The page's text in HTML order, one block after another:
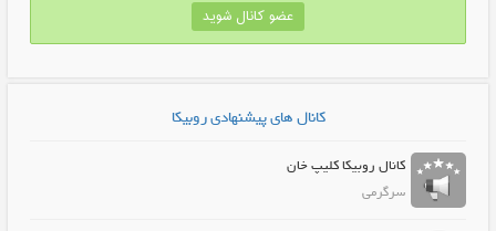
عضو کانال شوید
کانال های پیشنهادی روبیکا
کانال روبیکا کلیپ خان
سرگرمی